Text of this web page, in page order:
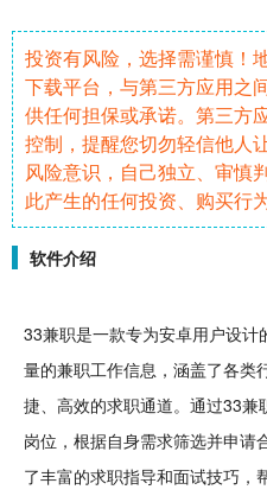
投资有风险，选择需谨慎！
下载平台，与第三方应用之
供任何担保或承诺。第三方
控制，提醒您切勿轻信他人
风险意识，自己独立、审慎
此产生的任何投资、购买行
软件介绍
33兼职是一款专为安卓用户设计
量的兼职工作信息，涵盖了各类
捷、高效的求职通道。通过33兼
岗位，根据自身需求筛选并申请
了丰富的求职指导和面试技巧，